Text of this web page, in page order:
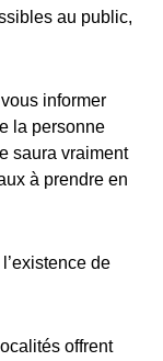
au public,
informer
la personne
saura vraiment
à prendre en
de
offrent